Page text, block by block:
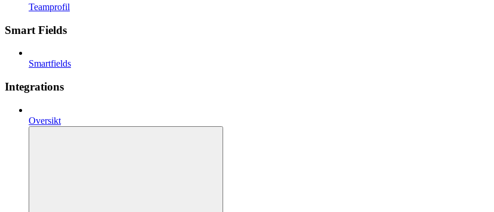
Teamprofil
Smart Fields
Smartfields
Integrations
Oversikt